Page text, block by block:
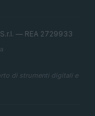
— REA 2729933
di strumenti digitali e